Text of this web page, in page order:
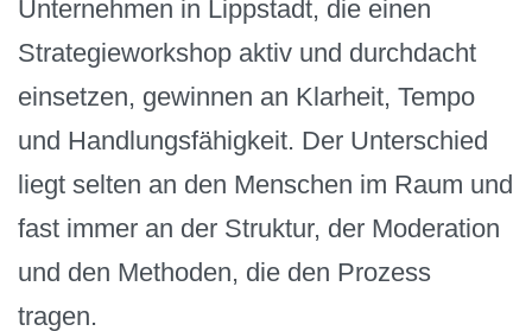
Unternehmen in Lippstadt, die einen
Strategieworkshop aktiv und durchdacht
einsetzen, gewinnen an Klarheit, Tempo
und Handlungsfähigkeit. Der Unterschied
liegt selten an den Menschen im Raum und
fast immer an der Struktur, der Moderation
und den Methoden, die den Prozess
tragen.